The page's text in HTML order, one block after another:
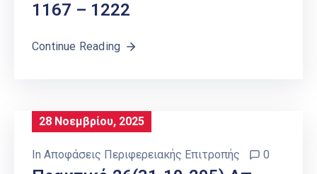
1167 – 1222
Continue Reading
28 Νοεμβρίου, 2025
In Αποφάσεις Περιφερειακής Επιτροπής 0